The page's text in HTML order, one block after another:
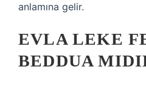
anlamına gelir.
EVLA LEKE
BEDDUA